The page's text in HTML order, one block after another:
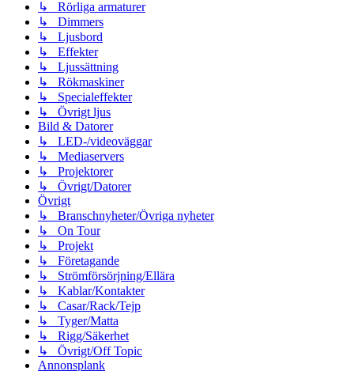
↳ Rörliga armaturer
↳ Dimmers
↳ Ljusbord
↳ Effekter
↳ Ljussättning
↳ Rökmaskiner
↳ Specialeffekter
↳ Övrigt ljus
Bild & Datorer
↳ LED-/videoväggar
↳ Mediaservers
↳ Projektorer
↳ Övrigt/Datorer
Övrigt
↳ Branschnyheter/Övriga nyheter
↳ On Tour
↳ Projekt
↳ Företagande
↳ Strömförsörjning/Ellära
↳ Kablar/Kontakter
↳ Casar/Rack/Tejp
↳ Tyger/Matta
↳ Rigg/Säkerhet
↳ Övrigt/Off Topic
Annonsplank